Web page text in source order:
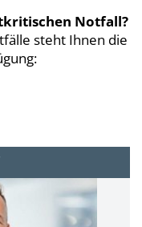
Notfall?
steht Ihnen die